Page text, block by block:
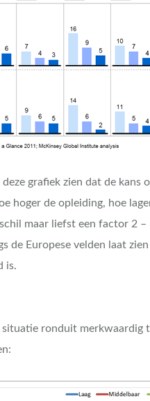
grafiek zien dat de
hoger de opleiding, hoe
maar liefst een factor 2 –
de Europese velden laat
is.
situatie ronduit